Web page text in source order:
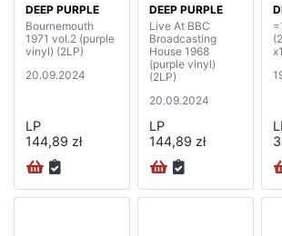
DEEP PURPLE
Bournemouth
1971 vol.2 (purple
vinyl) (2LP)
20.09.2024
LP
144,89 zł
DEEP PURPLE
Live At BBC
Broadcasting
House 1968
(purple vinyl)
(2LP)
20.09.2024
LP
144,89 zł